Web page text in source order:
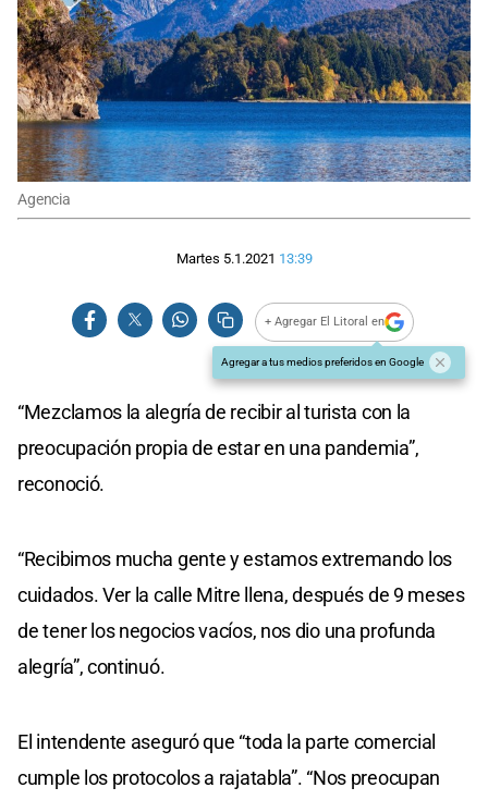
Agencia
Martes 5.1.2021 13:39
+ Agregar El Litoral en
Agregar a tus medios preferidos en Google
“Mezclamos la alegría de recibir al turista con la
preocupación propia de estar en una pandemia”,
reconoció.
“Recibimos mucha gente y estamos extremando los
cuidados. Ver la calle Mitre llena, después de 9 meses
de tener los negocios vacíos, nos dio una profunda
alegría”, continuó.
El intendente aseguró que “toda la parte comercial
cumple los protocolos a rajatabla”. “Nos preocupan